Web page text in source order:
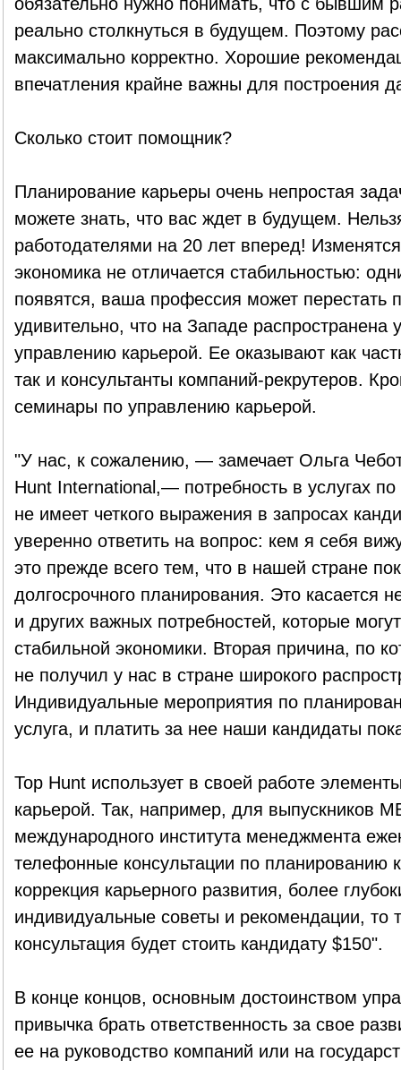
реально столкнуться в будущем. Поэтому
максимально корректно. Хорошие
впечатления крайне важны для построения
Сколько стоит помощник?
Планирование карьеры очень непростая
можете знать, что вас ждет в будущем.
работодателями на 20 лет вперед!
экономика не отличается стабильностью:
появятся, ваша профессия может перестать
удивительно, что на Западе распространена
управлению карьерой. Ее оказывают как
так и консультанты компаний-рекрутеров.
семинары по управлению карьерой.
"У нас, к сожалению, — замечает Ольга
Hunt International,— потребность в услугах
не имеет четкого выражения в запросах
уверенно ответить на вопрос: кем я себя
это прежде всего тем, что в нашей стране
долгосрочного планирования. Это касается
и других важных потребностей, которые
стабильной экономики. Вторая причина, по
не получил у нас в стране широкого
Индивидуальные мероприятия по
услуга, и платить за нее наши кандидаты
Top Hunt использует в своей работе
карьерой. Так, например, для выпускников
международного института менеджмента
телефонные консультации по планированию
коррекция карьерного развития, более
индивидуальные советы и рекомендации, то
консультация будет стоить кандидату $150".
В конце концов, основным достоинством
привычка брать ответственность за свое
ее на руководство компаний или на